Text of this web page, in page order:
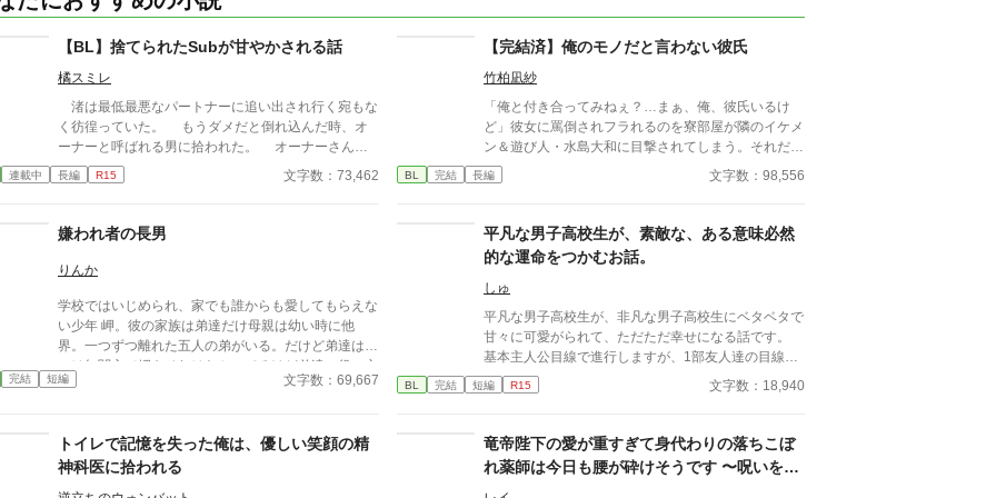
【BL】捨てられたSubが甘やかされる話
橘スミレ
渚は最低最悪なパートナーに追い出され行く宛もな
く彷徨っていた。 もうダメだと倒れ込んだ時、オ
ーナーと呼ばれる男に拾われた。 オーナーさんは
理玖さんという名前で、優しくて暖かいDomだ。
ただ執着心がすごく強い。渚の全てを知って管理した
の全てを知ろうとする。 でもその執着が捨てられ
しくなってしまう。 理玖さんの執着は日に日に重
れてゆく。 そんな風な激重Domによってドロドロ
にされちゃうSubのお話です！ アルファポリス限定
で連載中 月に一回は更新します
連載中 長編 R15 文字数：73,462
【完結済】俺のモノだと言わない彼氏
竹柏凪紗
「俺と付き合ってみねぇ？…まぁ、俺、彼氏いるけ
ど」彼女に罵倒されフラれるのを寮部屋が隣のイケメ
ン＆遊び人・水島大和に目撃されてしまう。それだけ
でもショックなのに壁ドン状態で付き合ってみないか
と迫られてしまった東山和馬。「ははは。いいねぇ。
軽く受け流した。…つもりだったのに、翌日からグイ
グイと迫られるうえ束縛まではじまってしまい─
─？！ ■青春BLに限定した「第１回青春×BL小説カッ
プ」最終21位まで残ることができ感謝しかありませ
ん。応援してくださった皆様、本当にありがとうござ
いました。
BL 完結 長編 文字数：98,556
嫌われ者の長男
りんか
学校ではいじめられ、家でも誰からも愛してもらえな
い少年 岬。彼の家族は弟達だけ母親は幼い時に他
界。一つずつ離れた五人の弟がいる。だけど弟達は岬
には無関心で岬もそれはわかってるけど弟達の役に立
つために頑張ってるそんな時とある事件が起きて.....
完結 短編 文字数：69,667
平凡な男子高校生が、素敵な、ある意味必然
的な運命をつかむお話。
しゅ
平凡な男子高校生が、非凡な男子高校生にベタベタで
甘々に可愛がられて、ただただ幸せになる話です。
基本主人公目線で進行しますが、1部友人達の目線に
なることがあります。 一部ファンタジー。基本あり
きたりな話です。 それでも宜しければどうぞ。
BL 完結 短編 R15 文字数：18,940
トイレで記憶を失った俺は、優しい笑顔の精
神科医に拾われる
竜帝陛下の愛が重すぎて身代わりの落ちこぼ
れ薬師は今日も腰が砕けそうです 〜呪いを解
いたら一生離さないと宣言されました〜